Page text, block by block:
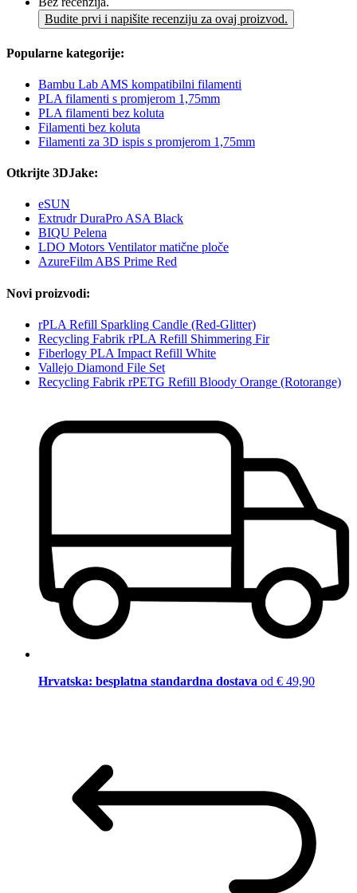
Budite prvi i napišite recenziju za ovaj proizvod.
Popularne kategorije:
Bambu Lab AMS kompatibilni filamenti
PLA filamenti s promjerom 1,75mm
PLA filamenti bez koluta
Filamenti bez koluta
Filamenti za 3D ispis s promjerom 1,75mm
Otkrijte 3DJake:
eSUN
Extrudr DuraPro ASA Black
BIQU Pelena
LDO Motors Ventilator matične ploče
AzureFilm ABS Prime Red
Novi proizvodi:
rPLA Refill Sparkling Candle (Red-Glitter)
Recycling Fabrik rPLA Refill Shimmering Fir
Fiberlogy PLA Impact Refill White
Vallejo Diamond File Set
Recycling Fabrik rPETG Refill Bloody Orange (Rotorange)
Hrvatska: besplatna standardna dostava od € 49,90